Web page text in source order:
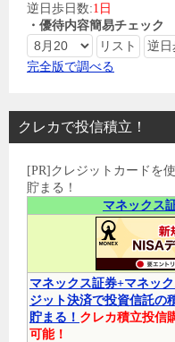
逆日歩日数:1日
・優待内容簡易チェック
完全版で調べる
クレカで投信積立！
[PR]クレジットカードを
貯まる！
マネックス
マネックス証券+マネッ
ジット決済で投資信託の
貯まる！ クレカ積立投信
可能！